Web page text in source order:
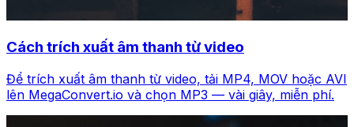
Cách trích xuất âm thanh từ video
Để trích xuất âm thanh từ video, tải MP4, MOV hoặc AVI
lên MegaConvert.io và chọn MP3 — vài giây, miễn phí.